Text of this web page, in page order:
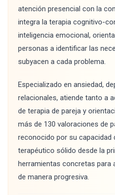
atención presencial con la
integra la terapia cognitivo-
inteligencia emocional,
personas a identificar las
subyacen a cada problema.
Especializado en ansiedad,
relacionales, atiende tanto a
de terapia de pareja y
más de 130 valoraciones de
reconocido por su capacidad
terapéutico sólido desde la
herramientas concretas para
de manera progresiva.